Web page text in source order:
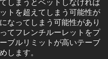
しまうとベットしなければ
トを超えてしまう可能性が
なってしまう可能性があり
てフレンチルーレットをプ
ブルリミットが高いテーブ
します。